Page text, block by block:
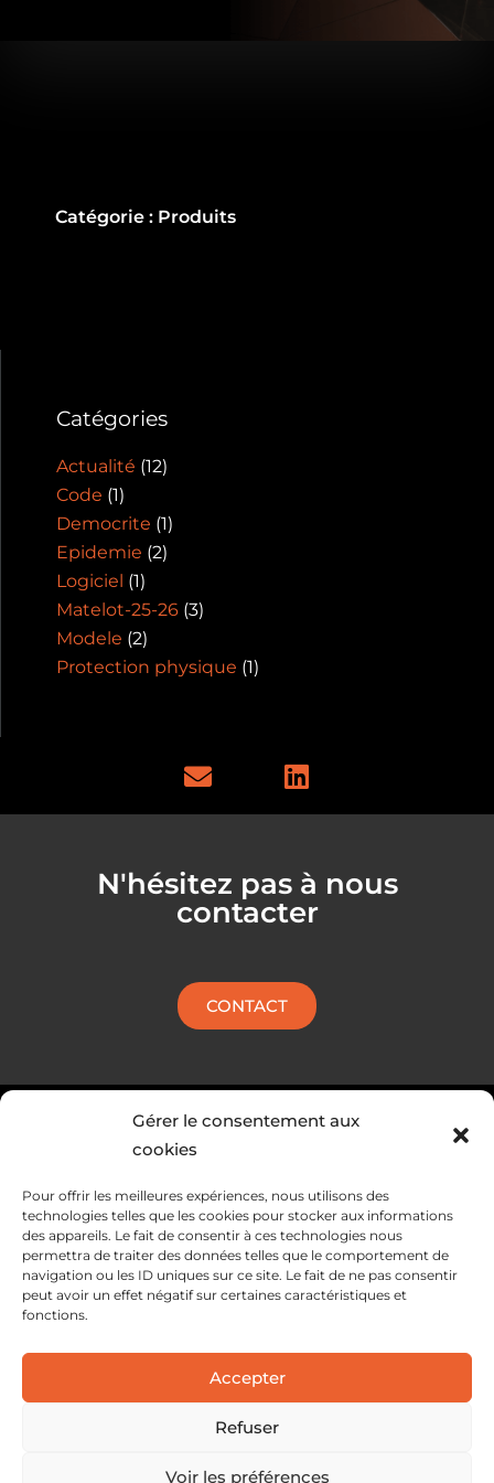
Gérer le consentement aux
cookies
Pour offrir les meilleures expériences, nous utilisons des
technologies telles que les cookies pour stocker aux informations
des appareils. Le fait de consentir à ces technologies nous
permettra de traiter des données telles que le comportement de
navigation ou les ID uniques sur ce site. Le fait de ne pas consentir
peut avoir un effet négatif sur certaines caractéristiques et
fonctions.
Accepter
Refuser
Voir les préférences
Catégorie : Produits
Catégories
Actualité (12)
Code (1)
Democrite (1)
Epidemie (2)
Logiciel (1)
Matelot-25-26 (3)
Modele (2)
Protection physique (1)
E
n
v
l
o
p
L
i
n
e
d
i
N'hésitez pas à nous
contacter
CONTACT
SERVICES